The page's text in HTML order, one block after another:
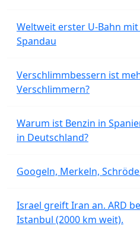
Weltweit erster U-Bahn
Spandau
Verschlimmbessern ist
Verschlimmern?
Warum ist Benzin in
in Deutschland?
Googeln, Merkeln,
Israel greift Iran an. ARD
Istanbul (2000 km weit).